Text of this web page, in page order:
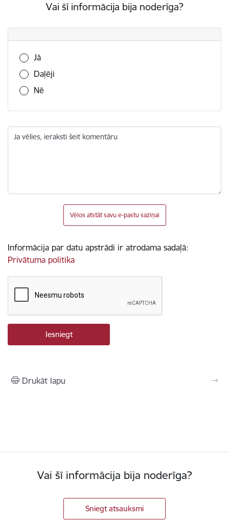
Vai šī informācija bija noderīga?
Vai šī informācija bija noderīga?
Jā
Daļēji
Nē
Ja vēlies, ieraksti šeit komentāru
Vēlos atstāt savu e-pastu saziņai
Informācija par datu apstrādi ir atrodama sadaļā:
Privātuma politika
Drukāt lapu
Vai šī informācija bija noderīga?
Sniegt atsauksmi